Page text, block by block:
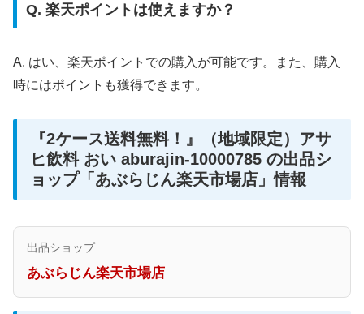
Q. 楽天ポイントは使えますか？
A. はい、楽天ポイントでの購入が可能です。また、購入
時にはポイントも獲得できます。
『2ケース送料無料！』（地域限定）アサ
ヒ飲料 おい aburajin-10000785 の出品シ
ョップ「あぶらじん楽天市場店」情報
出品ショップ
あぶらじん楽天市場店